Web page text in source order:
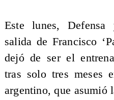
Este lunes,
salida de Francisco
dejó de ser el
tras solo tres meses
argentino, que asumió